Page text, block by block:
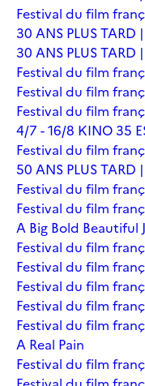
Festival du film
30 ANS PLUS TARD
30 ANS PLUS
Festival du film
Festival du film
Festival du film
4/7 - 16/8 KINO 35
Festival du film
50 ANS PLUS TARD
Festival du film
Festival du film
A Big Bold Beautiful
Festival du film
Festival du film
Festival du film
Festival du film
Festival du film
A Real Pain
Festival du film